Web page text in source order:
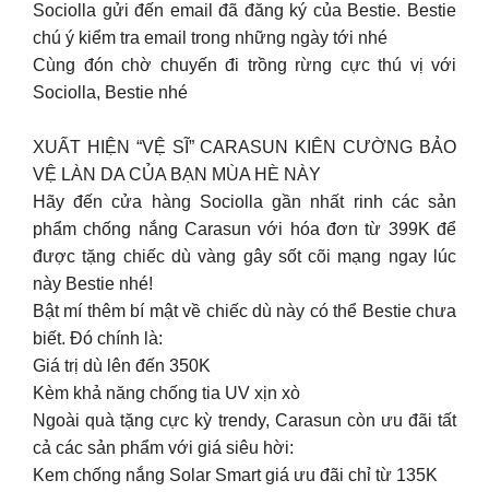
Sociolla gửi đến email đã đăng ký của Bestie. Bestie
chú ý kiểm tra email trong những ngày tới nhé
Cùng đón chờ chuyến đi trồng rừng cực thú vị với
Sociolla, Bestie nhé
XUẤT HIỆN “VỆ SĨ” CARASUN KIÊN CƯỜNG BẢO
VỆ LÀN DA CỦA BẠN MÙA HÈ NÀY
Hãy đến cửa hàng Sociolla gần nhất rinh các sản
phẩm chống nắng Carasun với hóa đơn từ 399K để
được tặng chiếc dù vàng gây sốt cõi mạng ngay lúc
này Bestie nhé!
Bật mí thêm bí mật về chiếc dù này có thể Bestie chưa
biết. Đó chính là:
Giá trị dù lên đến 350K
Kèm khả năng chống tia UV xịn xò
Ngoài quà tặng cực kỳ trendy, Carasun còn ưu đãi tất
cả các sản phẩm với giá siêu hời:
Kem chống nắng Solar Smart giá ưu đãi chỉ từ 135K